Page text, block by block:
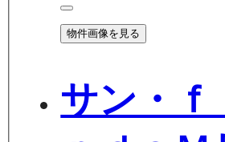
物件画像を見る
サン・ｆ